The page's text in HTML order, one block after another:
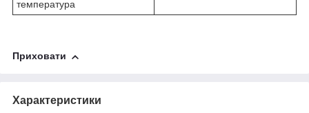
температура
Приховати
Характеристики